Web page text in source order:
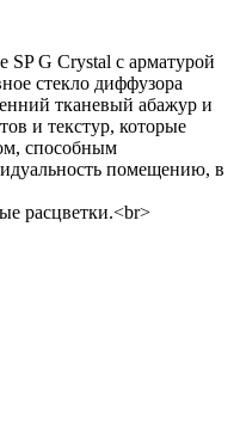
SP G Crystal с арматурой
стекло диффузора
тканевый абажур и
и текстур, которые
способным
помещению, в
расцветки.<br>